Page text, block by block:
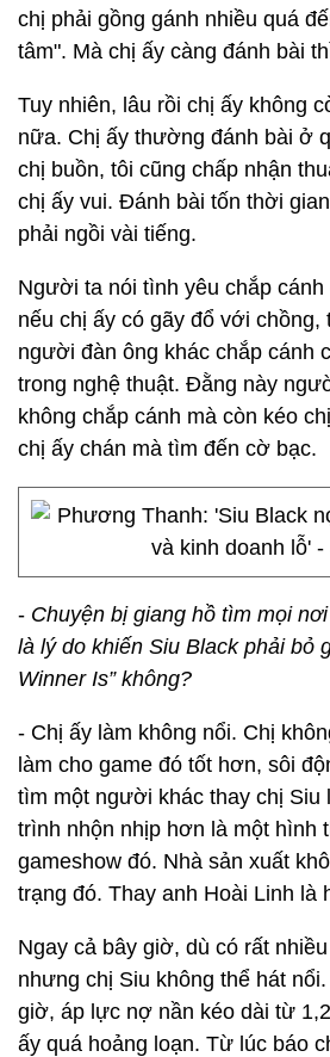
chị phải gồng gánh nhiều quá
tâm". Mà chị ấy càng đánh bài
Tuy nhiên, lâu rồi chị ấy không
nữa. Chị ấy thường đánh bài ở
chị buồn, tôi cũng chấp nhận
chị ấy vui. Đánh bài tốn thời
phải ngồi vài tiếng.
Người ta nói tình yêu chắp cánh
nếu chị ấy có gãy đổ với
người đàn ông khác chắp cánh
trong nghệ thuật. Đằng này
không chắp cánh mà còn kéo
chị ấy chán mà tìm đến cờ bạc.
- Chuyện bị giang hồ tìm mọi
là lý do khiến Siu Black phải bỏ
Winner Is” không?
- Chị ấy làm không nổi. Chị
làm cho game đó tốt hơn, sôi
tìm một người khác thay chị Siu
trình nhộn nhịp hơn là một hình
gameshow đó. Nhà sản xuất
trạng đó. Thay anh Hoài Linh là
Ngay cả bây giờ, dù có rất
nhưng chị Siu không thể hát
giờ, áp lực nợ nần kéo dài từ
ấy quá hoảng loạn. Từ lúc báo